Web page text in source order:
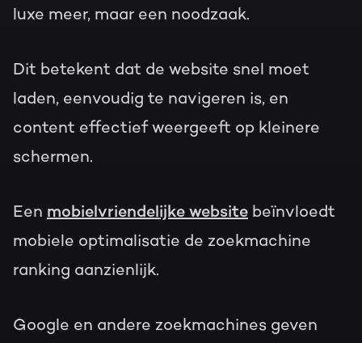
luxe meer, maar een noodzaak.
Dit betekent dat de website snel moet
laden, eenvoudig te navigeren is, en
content effectief weergeeft op kleinere
schermen.
Een mobielvriendelijke website beïnvloedt
mobiele optimalisatie de zoekmachine
ranking aanzienlijk.
Google en andere zoekmachines geven